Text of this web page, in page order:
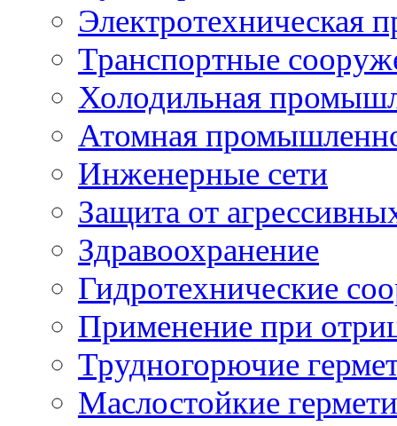
Электротехническая
Транспортные
Холодильная
Атомная
Инженерные сети
Защита от
Здравоохранение
Гидротехнические
Применение при
Трудногорючие
Маслостойкие